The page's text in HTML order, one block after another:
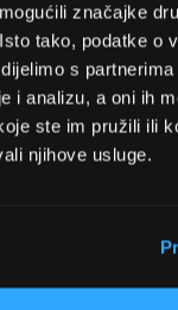
značajke
tako, podatke o
s
i analizu, a oni ih
ste im pružili ili
njihove usluge.
LG